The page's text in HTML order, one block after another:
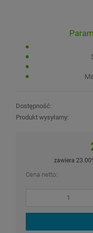
Dostępność:
Produkt wysyłamy:
zawiera
Cena netto: